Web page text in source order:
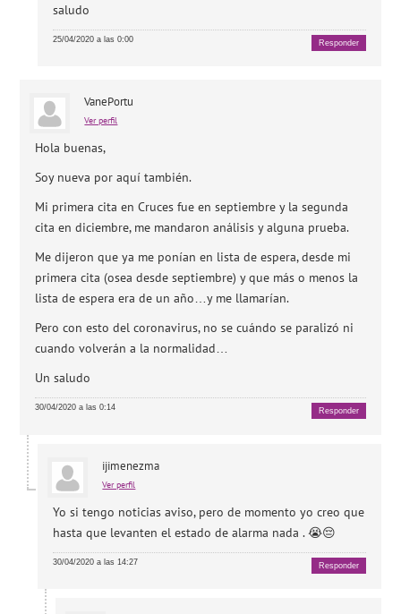
saludo
25/04/2020 a las 0:00 Responder
VanePortu
Ver perfil
Hola buenas,
Soy nueva por aquí también.
Mi primera cita en Cruces fue en septiembre y la segunda
cita en diciembre, me mandaron análisis y alguna prueba.
Me dijeron que ya me ponían en lista de espera, desde mi
primera cita (osea desde septiembre) y que más o menos la
lista de espera era de un año…y me llamarían.
Pero con esto del coronavirus, no se cuándo se paralizó ni
cuando volverán a la normalidad…
Un saludo
30/04/2020 a las 0:14 Responder
ijimenezma
Ver perfil
Yo si tengo noticias aviso, pero de momento yo creo que
hasta que levanten el estado de alarma nada . 😭😔
30/04/2020 a las 14:27 Responder